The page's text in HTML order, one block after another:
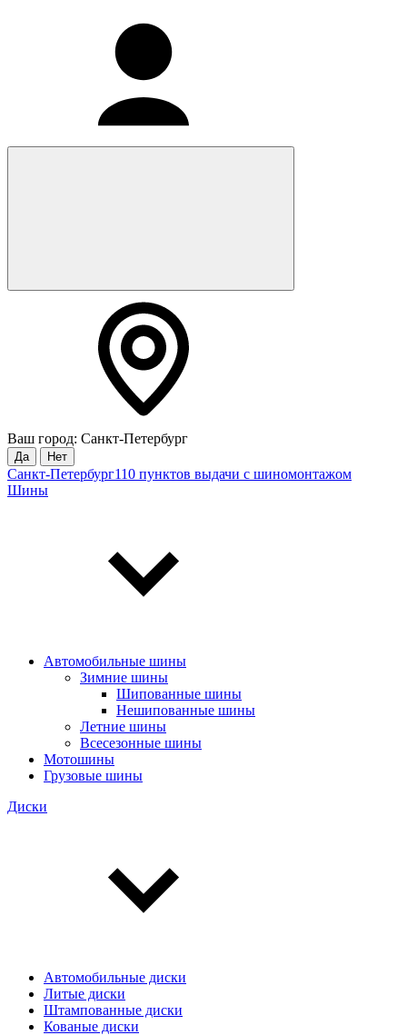
Ваш город: Санкт-Петербург
Да Нет
Санкт-Петербург110 пунктов выдачи с шиномонтажом
Шины
Автомобильные шины
Зимние шины
Шипованные шины
Нешипованные шины
Летние шины
Всесезонные шины
Мотошины
Грузовые шины
Диски
Автомобильные диски
Литые диски
Штампованные диски
Кованые диски